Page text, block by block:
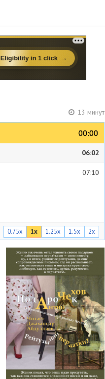
13 минут
00:00
00:00
06:02
07:10
0.75x 1x 1.25x 1.5x 2x